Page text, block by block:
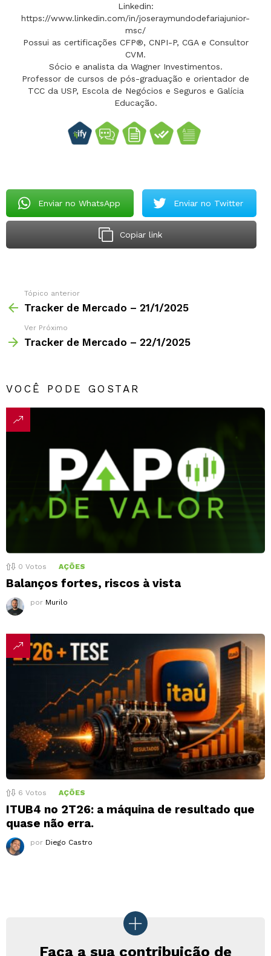
Linkedin:
https://www.linkedin.com/in/joseraymundodefariajunior-
msc/
Possui as certificações CFP®, CNPI-P, CGA e Consultor
CVM.
Sócio e analista da Wagner Investimentos.
Professor de cursos de pós-graduação e orientador de
TCC da USP, Escola de Negócios e Seguros e Galícia
Educação.
Enviar no WhatsApp Enviar no Twitter
Copiar link
Tópico anterior
Tracker de Mercado – 21/1/2025
Ver Próximo
Tracker de Mercado – 22/1/2025
VOCÊ PODE GOSTAR
0 Votos AÇÕES
Balanços fortes, riscos à vista
por Murilo
6 Votos AÇÕES
ITUB4 no 2T26: a máquina de resultado que
quase não erra.
por Diego Castro
Faça a sua contribuição de